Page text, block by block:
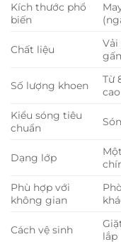
Kích thước phổ
biến
Chất liệu
Vải
Số lượng khoen
Từ
Kiểu sóng tiêu
chuẩn
Dạng lớp
Phù hợp với
không gian
Cách vệ sinh
lắp